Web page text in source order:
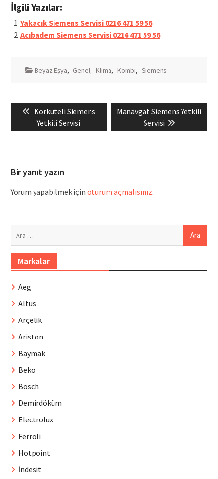
İlgili Yazılar:
Yakacık Siemens Servisi 0216 471 59 56
Acıbadem Siemens Servisi 0216 471 59 56
Beyaz Eşya, Genel, Klima, Kombi, Siemens
gezinmesi
Previous
post:
Korkuteli Siemens
Yetkili Servisi
Next
Manavgat Siemens Yetkili
Servisi
Bir yanıt yazın
Yorum yapabilmek için oturum açmalısınız.
Markalar
Aeg
Altus
Arçelik
Ariston
Baymak
Beko
Bosch
Demirdöküm
Electrolux
Ferroli
Hotpoint
İndesit